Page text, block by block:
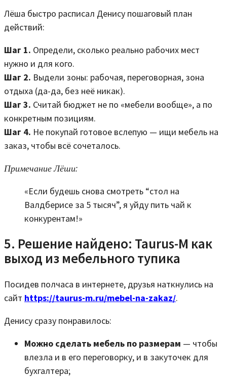
Лёша быстро расписал Денису пошаговый план
действий:
Шаг 1. Определи, сколько реально рабочих мест
нужно и для кого.
Шаг 2. Выдели зоны: рабочая, переговорная, зона
отдыха (да-да, без неё никак).
Шаг 3. Считай бюджет не по «мебели вообще», а по
конкретным позициям.
Шаг 4. Не покупай готовое вслепую — ищи мебель на
заказ, чтобы всё сочеталось.
Примечание Лёши:
«Если будешь снова смотреть “стол на
Валдберисе за 5 тысяч”, я уйду пить чай к
конкурентам!»
5. Решение найдено: Taurus-M как
выход из мебельного тупика
Посидев полчаса в интернете, друзья наткнулись на
сайт https://taurus-m.ru/mebel-na-zakaz/.
Денису сразу понравилось:
Можно сделать мебель по размерам — чтобы
влезла и в его переговорку, и в закуточек для
бухгалтера;